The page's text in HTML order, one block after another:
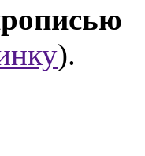
).